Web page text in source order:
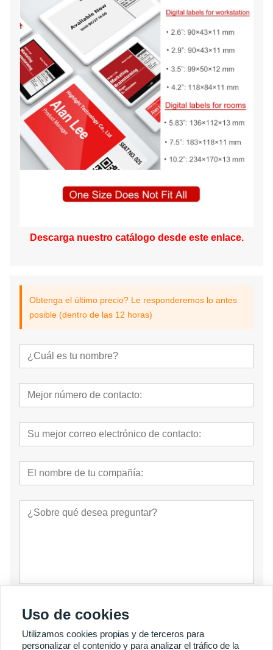
Descarga nuestro catálogo desde este enlace.
Obtenga el último precio? Le responderemos lo antes
posible (dentro de las 12 horas)
presentar
Uso de cookies
Utilizamos cookies propias y de terceros para
personalizar el contenido y para analizar el tráfico de la